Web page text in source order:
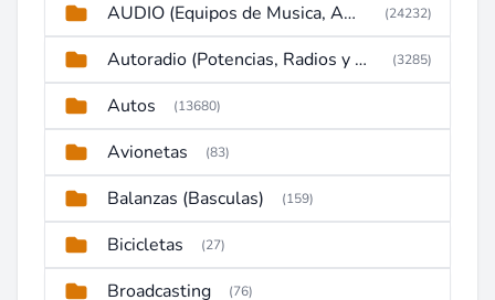
AUDIO (Equipos de Musica, Amplificadores, Reproductores, Etc) (24232)
Autoradio (Potencias, Radios y DVD) (3285)
Autos (13680)
Avionetas (83)
Balanzas (Basculas) (159)
Bicicletas (27)
Broadcasting (76)